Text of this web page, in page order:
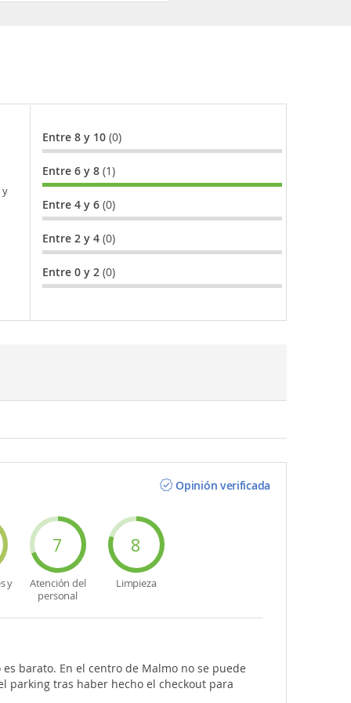
y
Entre 8 y 10 (0)
Entre 6 y 8 (1)
Entre 4 y 6 (0)
Entre 2 y 4 (0)
Entre 0 y 2 (0)
Opinión verificada
y
7
Atención del
personal
8
Limpieza
barato. En el centro de Malmo no se puede
parking tras haber hecho el checkout para